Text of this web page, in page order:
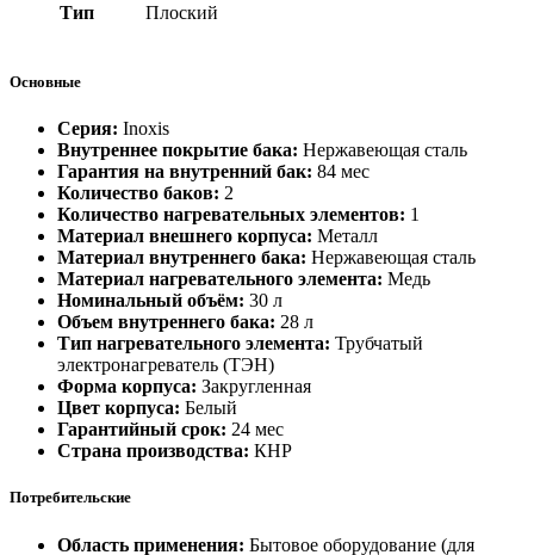
Тип Плоский
Основные
Серия: Inoxis
Внутреннее покрытие бака: Нержавеющая сталь
Гарантия на внутренний бак: 84 мес
Количество баков: 2
Количество нагревательных элементов: 1
Материал внешнего корпуса: Металл
Материал внутреннего бака: Нержавеющая сталь
Материал нагревательного элемента: Медь
Номинальный объём: 30 л
Объем внутреннего бака: 28 л
Тип нагревательного элемента: Трубчатый
электронагреватель (ТЭН)
Форма корпуса: Закругленная
Цвет корпуса: Белый
Гарантийный срок: 24 мес
Страна производства: КНР
Потребительские
Область применения: Бытовое оборудование (для